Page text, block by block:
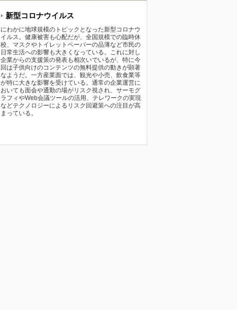
新型コロナウイルス
にわかに地球規模のトピックとなった新型コロナウ
イルス。健康被害も心配だが、全国規模での臨時休
校、マスクやトイレットペーパーの品薄など市民の
日常生活への影響も大きくなっている。これに対し
企業からの支援策の発表も相次いでいるが、特に今
回は子供向けのコンテンツの無料提供の動きが顕著
なようだ。一方産業面では、観光や小売、飲食業等
が特に大きな影響を受けている。通常の企業運営に
おいても面会や通勤の場がリスク視され、サーモグ
ラフィやWeb会議ツールの活用、テレワークの実現
などテクノロジーによるリスク回避策への注目が高
まっている。